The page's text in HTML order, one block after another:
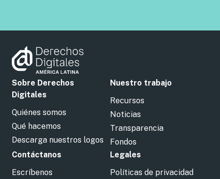
Sobre Derechos
Digitales
Quiénes somos
Qué hacemos
Descarga nuestros logos
Nuestro trabajo
Recursos
Noticias
Transparencia
Fondos
Contáctanos
Escríbenos
Legales
Políticas de privacidad